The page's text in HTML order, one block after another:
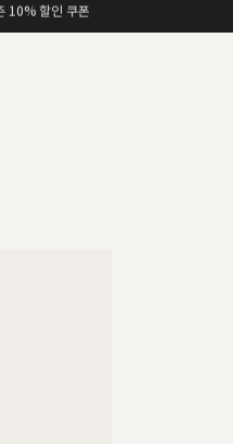
가 5,000원 쿠폰 할인